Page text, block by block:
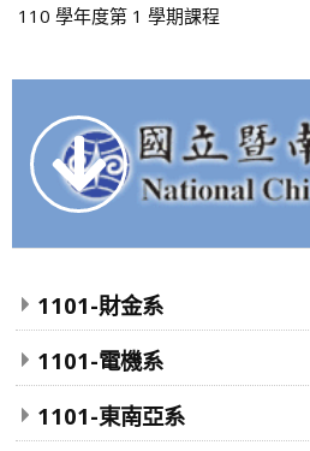
110 學年度第 1 學期課程
1101-財金系
1101-電機系
1101-東南亞系